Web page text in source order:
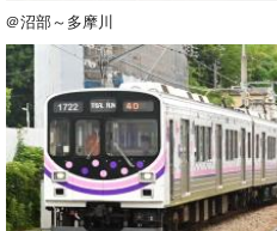
＠沼部～多摩川